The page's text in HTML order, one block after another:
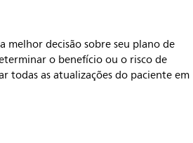
melhor decisão sobre seu plano de
o benefício ou o risco de
todas as atualizações do paciente em